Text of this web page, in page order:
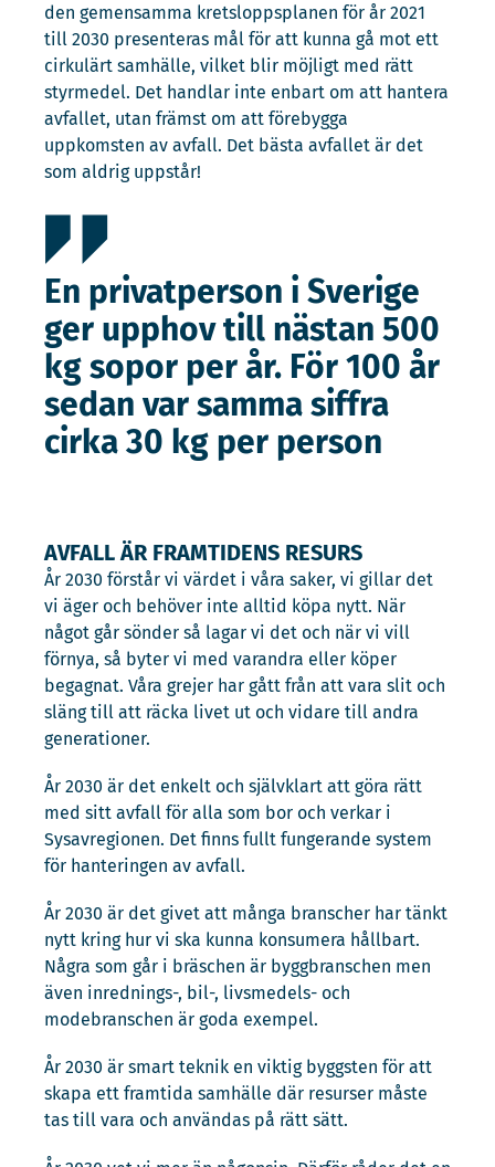
den gemensamma kretsloppsplanen för år 2021
till 2030 presenteras mål för att kunna gå mot ett
cirkulärt samhälle, vilket blir möjligt med rätt
styrmedel. Det handlar inte enbart om att hantera
avfallet, utan främst om att förebygga
uppkomsten av avfall. Det bästa avfallet är det
som aldrig uppstår!
En privatperson i Sverige
ger upphov till nästan 500
kg sopor per år. För 100 år
sedan var samma siffra
cirka 30 kg per person
AVFALL ÄR FRAMTIDENS RESURS
År 2030 förstår vi värdet i våra saker, vi gillar det
vi äger och behöver inte alltid köpa nytt. När
något går sönder så lagar vi det och när vi vill
förnya, så byter vi med varandra eller köper
begagnat. Våra grejer har gått från att vara slit och
släng till att räcka livet ut och vidare till andra
generationer.
År 2030 är det enkelt och självklart att göra rätt
med sitt avfall för alla som bor och verkar i
Sysavregionen. Det finns fullt fungerande system
för hanteringen av avfall.
År 2030 är det givet att många branscher har tänkt
nytt kring hur vi ska kunna konsumera hållbart.
Några som går i bräschen är byggbranschen men
även inrednings-, bil-, livsmedels- och
modebranschen är goda exempel.
År 2030 är smart teknik en viktig byggsten för att
skapa ett framtida samhälle där resurser måste
tas till vara och användas på rätt sätt.